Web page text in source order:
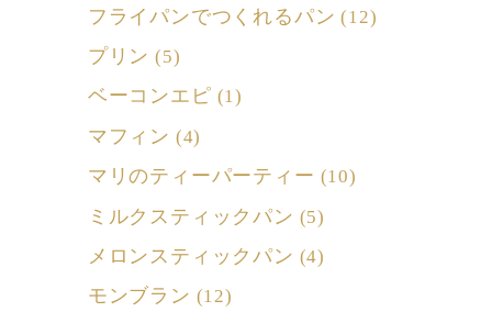
フライパンでつくれるパン (12)
プリン (5)
ベーコンエピ (1)
マフィン (4)
マリのティーパーティー (10)
ミルクスティックパン (5)
メロンスティックパン (4)
モンブラン (12)